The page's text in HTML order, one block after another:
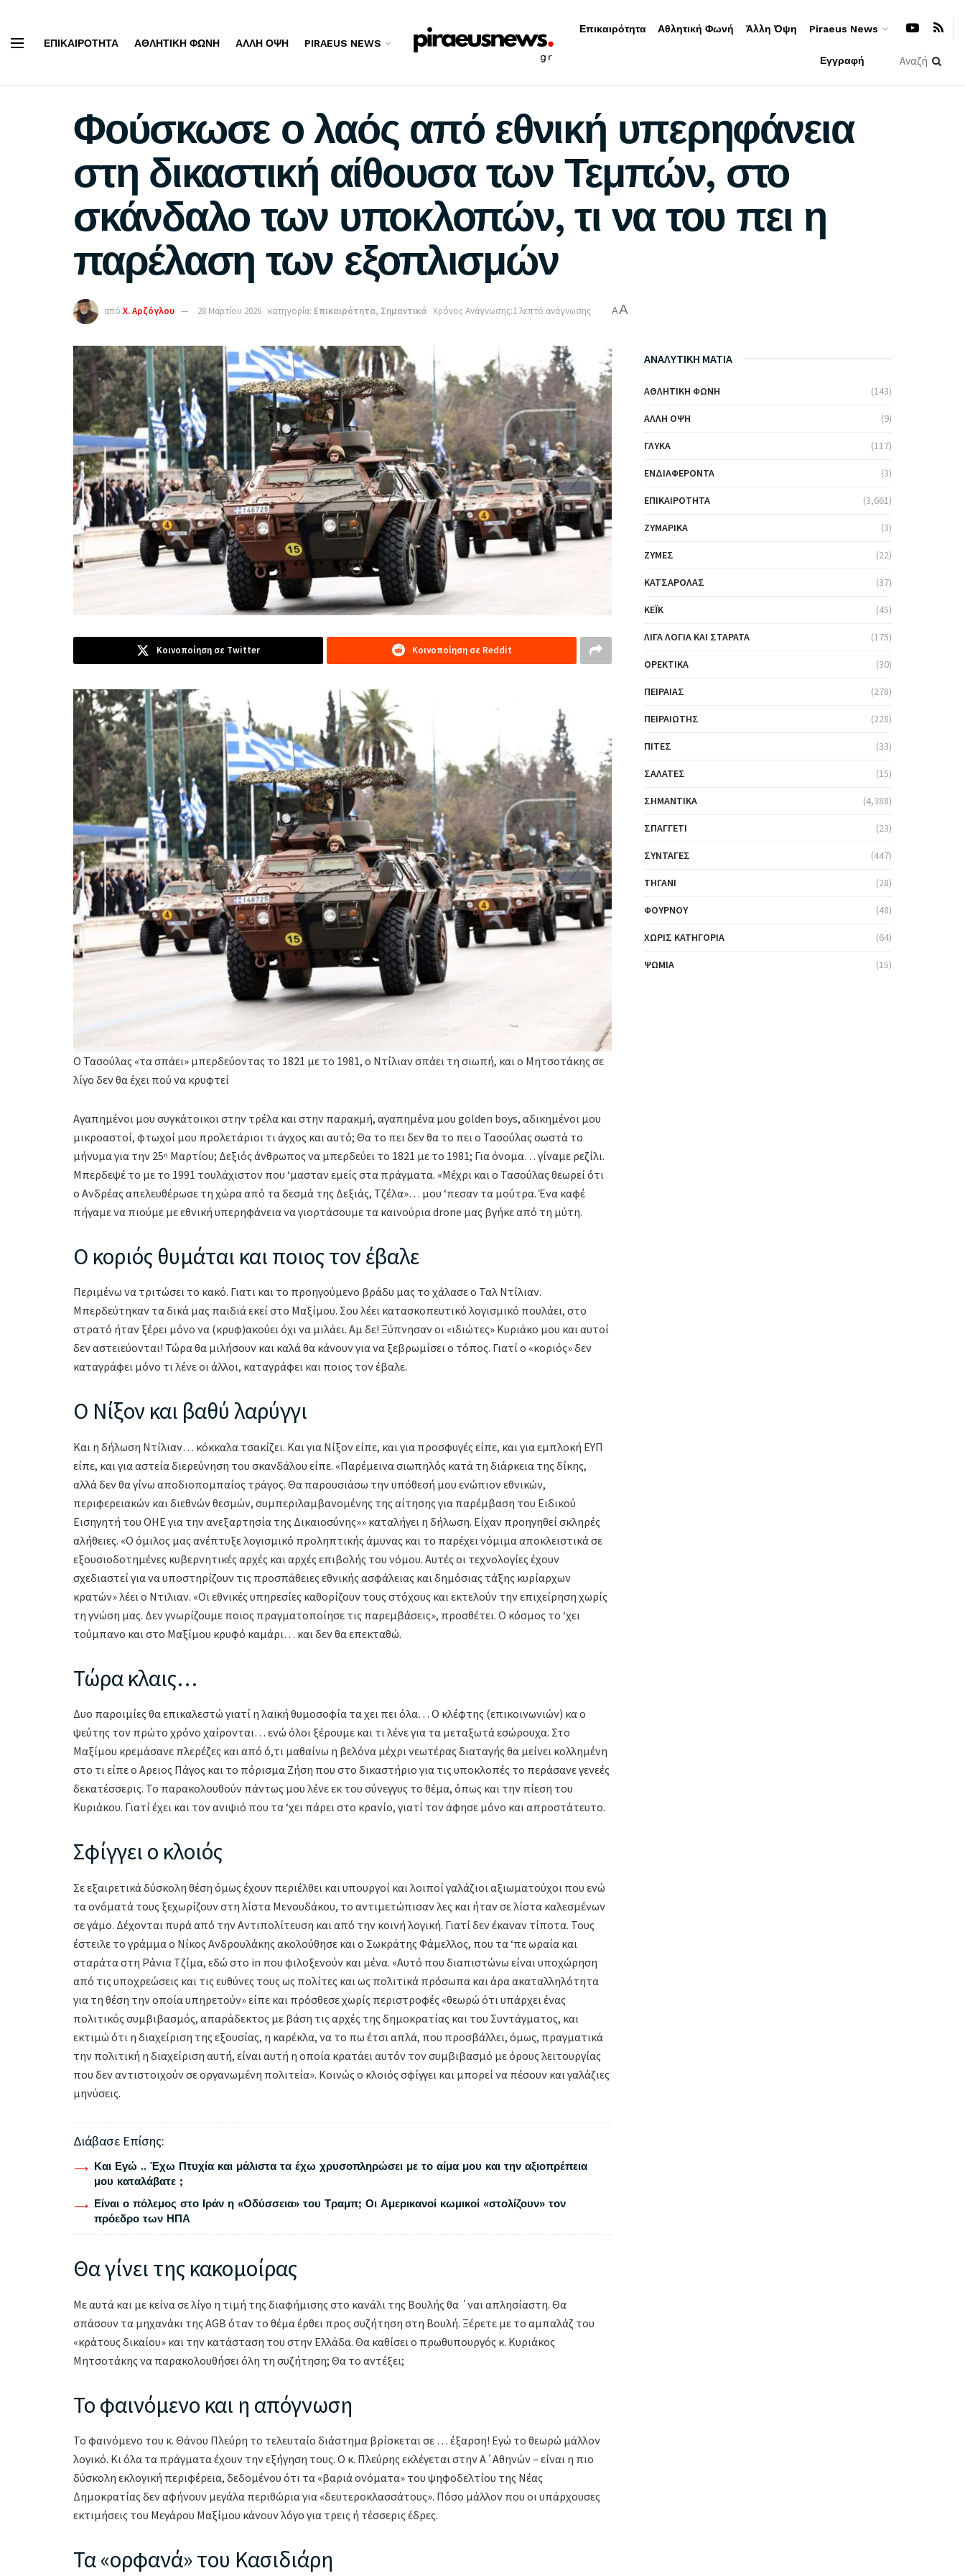
ΕΠΙΚΑΙΡΌΤΗΤΑ ΑΘΛΗΤΙΚΉ ΦΩΝΉ ΆΛΛΗ ΌΨΗ PIRAEUS NEWS
Επικαιρότητα Αθλητική Φωνή Άλλη Όψη Piraeus News
Εγγραφή
Φούσκωσε ο λαός από εθνική υπερηφάνεια
στη δικαστική αίθουσα των Τεμπών, στο
σκάνδαλο των υποκλοπών, τι να του πει η
παρέλαση των εξοπλισμών
από Χ. Αρζόγλου 28 Μαρτίου 2026 κατηγορία: Επικαιρότητα, Σημαντικά Χρόνος Ανάγνωσης:1 λεπτό ανάγνωσης AA
Κοινοποίηση σε Twitter Κοινοποίηση σε Reddit
Ο Τασούλας «τα σπάει» μπερδεύοντας το 1821 με το 1981, ο Ντίλιαν σπάει τη σιωπή, και ο Μητσοτάκης σε
λίγο δεν θα έχει πού να κρυφτεί
Αγαπημένοι μου συγκάτοικοι στην τρέλα και στην παρακμή, αγαπημένα μου golden boys, αδικημένοι μου
μικροαστοί, φτωχοί μου προλετάριοι τι άγχος και αυτό; Θα το πει δεν θα το πει ο Τασούλας σωστά το
μήνυμα για την 25η Μαρτίου; Δεξιός άνθρωπος να μπερδεύει το 1821 με το 1981; Για όνομα… γίναμε ρεζίλι.
Μπερδεψέ το με το 1991 τουλάχιστον που ‘μασταν εμείς στα πράγματα. «Μέχρι και ο Τασούλας θεωρεί ότι
ο Ανδρέας απελευθέρωσε τη χώρα από τα δεσμά της Δεξιάς, Τζέλα»… μου ‘πεσαν τα μούτρα. Ένα καφέ
πήγαμε να πιούμε με εθνική υπερηφάνεια να γιορτάσουμε τα καινούρια drone μας βγήκε από τη μύτη.
Ο κοριός θυμάται και ποιος τον έβαλε
Περιμένω να τριτώσει το κακό. Γιατι και το προηγούμενο βράδυ μας το χάλασε ο Ταλ Ντίλιαν.
Μπερδεύτηκαν τα δικά μας παιδιά εκεί στο Μαξίμου. Σου λέει κατασκοπευτικό λογισμικό πουλάει, στο
στρατό ήταν ξέρει μόνο να (κρυφ)ακούει όχι να μιλάει. Αμ δε! Ξύπνησαν οι «ιδιώτες» Κυριάκο μου και αυτοί
δεν αστειεύονται! Τώρα θα μιλήσουν και καλά θα κάνουν για να ξεβρωμίσει ο τόπος. Γιατί ο «κοριός» δεν
καταγράφει μόνο τι λένε οι άλλοι, καταγράφει και ποιος τον έβαλε.
Ο Νίξον και βαθύ λαρύγγι
Και η δήλωση Ντίλιαν… κόκκαλα τσακίζει. Και για Νίξον είπε, και για προσφυγές είπε, και για εμπλοκή ΕΥΠ
είπε, και για αστεία διερεύνηση του σκανδάλου είπε. «Παρέμεινα σιωπηλός κατά τη διάρκεια της δίκης,
αλλά δεν θα γίνω αποδιοπομπαίος τράγος. Θα παρουσιάσω την υπόθεσή μου ενώπιον εθνικών,
περιφερειακών και διεθνών θεσμών, συμπεριλαμβανομένης της αίτησης για παρέμβαση του Ειδικού
Εισηγητή του ΟΗΕ για την ανεξαρτησία της Δικαιοσύνης»» καταλήγει η δήλωση. Είχαν προηγηθεί σκληρές
αλήθειες. «Ο όμιλος μας ανέπτυξε λογισμικό προληπτικής άμυνας και το παρέχει νόμιμα αποκλειστικά σε
εξουσιοδοτημένες κυβερνητικές αρχές και αρχές επιβολής του νόμου. Αυτές οι τεχνολογίες έχουν
σχεδιαστεί για να υποστηρίζουν τις προσπάθειες εθνικής ασφάλειας και δημόσιας τάξης κυρίαρχων
κρατών» λέει ο Ντιλιαν. «Οι εθνικές υπηρεσίες καθορίζουν τους στόχους και εκτελούν την επιχείρηση χωρίς
τη γνώση μας. Δεν γνωρίζουμε ποιος πραγματοποίησε τις παρεμβάσεις», προσθέτει. Ο κόσμος το ‘χει
τούμπανο και στο Μαξίμου κρυφό καμάρι… και δεν θα επεκταθώ.
Τώρα κλαις…
Δυο παροιμίες θα επικαλεστώ γιατί η λαϊκή θυμοσοφία τα χει πει όλα… Ο κλέφτης (επικοινωνιών) κα ο
ψεύτης τον πρώτο χρόνο χαίρονται… ενώ όλοι ξέρουμε και τι λένε για τα μεταξωτά εσώρουχα. Στο
Μαξίμου κρεμάσανε πλερέζες και από ό,τι μαθαίνω η βελόνα μέχρι νεωτέρας διαταγής θα μείνει κολλημένη
στο τι είπε ο Αρειος Πάγος και το πόρισμα Ζήση που στο δικαστήριο για τις υποκλοπές το περάσανε γενεές
δεκατέσσερις. Το παρακολουθούν πάντως μου λένε εκ του σύνεγγυς το θέμα, όπως και την πίεση του
Κυριάκου. Γιατί έχει και τον ανιψιό που τα ‘χει πάρει στο κρανίο, γιατί τον άφησε μόνο και απροστάτευτο.
Σφίγγει ο κλοιός
Σε εξαιρετικά δύσκολη θέση όμως έχουν περιέλθει και υπουργοί και λοιποί γαλάζιοι αξιωματούχοι που ενώ
τα ονόματά τους ξεχωρίζουν στη λίστα Μενουδάκου, το αντιμετώπισαν λες και ήταν σε λίστα καλεσμένων
σε γάμο. Δέχονται πυρά από την Αντιπολίτευση και από την κοινή λογική. Γιατί δεν έκαναν τίποτα. Τους
έστειλε το γράμμα ο Νίκος Ανδρουλάκης ακολούθησε και ο Σωκράτης Φάμελλος, που τα ‘πε ωραία και
σταράτα στη Ράνια Τζίμα, εδώ στο in που φιλοξενούν και μένα. «Αυτό που διαπιστώνω είναι υποχώρηση
από τις υποχρεώσεις και τις ευθύνες τους ως πολίτες και ως πολιτικά πρόσωπα και άρα ακαταλληλότητα
για τη θέση την οποία υπηρετούν» είπε και πρόσθεσε χωρίς περιστροφές «θεωρώ ότι υπάρχει ένας
πολιτικός συμβιβασμός, απαράδεκτος με βάση τις αρχές της δημοκρατίας και του Συντάγματος, και
εκτιμώ ότι η διαχείριση της εξουσίας, η καρέκλα, να το πω έτσι απλά, που προσβάλλει, όμως, πραγματικά
την πολιτική η διαχείριση αυτή, είναι αυτή η οποία κρατάει αυτόν τον συμβιβασμό με όρους λειτουργίας
που δεν αντιστοιχούν σε οργανωμένη πολιτεία». Κοινώς ο κλοιός σφίγγει και μπορεί να πέσουν και γαλάζιες
μηνύσεις.
Διάβασε Επίσης:
Και Εγώ .. Έχω Πτυχία και μάλιστα τα έχω χρυσοπληρώσει με το αίμα μου και την αξιοπρέπεια
μου καταλάβατε ;
Είναι ο πόλεμος στο Ιράν η «Οδύσσεια» του Τραμπ; Οι Αμερικανοί κωμικοί «στολίζουν» τον
πρόεδρο των ΗΠΑ
Θα γίνει της κακομοίρας
Με αυτά και με κείνα σε λίγο η τιμή της διαφήμισης στο κανάλι της Βουλής θα ΄ναι απλησίαστη. Θα
σπάσουν τα μηχανάκι της AGB όταν το θέμα έρθει προς συζήτηση στη Βουλή. Ξέρετε με το αμπαλάζ του
«κράτους δικαίου» και την κατάσταση του στην Ελλάδα. Θα καθίσει ο πρωθυπουργός κ. Κυριάκος
Μητσοτάκης να παρακολουθήσει όλη τη συζήτηση; Θα το αντέξει;
Το φαινόμενο και η απόγνωση
Το φαινόμενο του κ. Θάνου Πλεύρη το τελευταίο διάστημα βρίσκεται σε … έξαρση! Εγώ το θεωρώ μάλλον
λογικό. Κι όλα τα πράγματα έχουν την εξήγηση τους. Ο κ. Πλεύρης εκλέγεται στην Α΄Αθηνών – είναι η πιο
δύσκολη εκλογική περιφέρεια, δεδομένου ότι τα «βαριά ονόματα» του ψηφοδελτίου της Νέας
Δημοκρατίας δεν αφήνουν μεγάλα περιθώρια για «δευτεροκλασσάτους». Πόσο μάλλον που οι υπάρχουσες
εκτιμήσεις του Μεγάρου Μαξίμου κάνουν λόγο για τρεις ή τέσσερις έδρες.
Τα «ορφανά» του Κασιδιάρη
ΑΝΑΛΥΤΙΚΗ ΜΑΤΙΑ
ΑΘΛΗΤΙΚΉ ΦΩΝΉ (143)
ΆΛΛΗ ΌΨΗ (9)
ΓΛΥΚΆ (117)
ΕΝΔΙΑΦΈΡΟΝΤΑ (3)
ΕΠΙΚΑΙΡΌΤΗΤΑ (3,661)
ΖΥΜΑΡΙΚΆ (3)
ΖΎΜΕΣ (22)
ΚΑΤΣΑΡΌΛΑΣ (37)
ΚΈΙΚ (45)
ΛΊΓΑ ΛΌΓΙΑ ΚΑΙ ΣΤΑΡΆΤΑ (175)
ΟΡΕΚΤΙΚΆ (30)
ΠΕΙΡΑΙΆΣ (278)
ΠΕΙΡΑΙΏΤΗΣ (228)
ΠΊΤΕΣ (33)
ΣΑΛΆΤΕΣ (15)
ΣΗΜΑΝΤΙΚΆ (4,388)
ΣΠΑΓΓΈΤΙ (23)
ΣΥΝΤΑΓΈΣ (447)
ΤΗΓΆΝΙ (28)
ΦΟΎΡΝΟΥ (48)
ΧΩΡΊΣ ΚΑΤΗΓΟΡΊΑ (64)
ΨΩΜΙΆ (15)